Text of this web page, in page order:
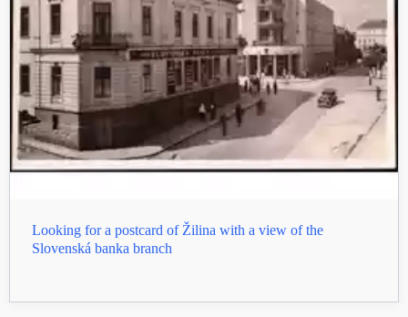
Looking for a postcard of Žilina with a view of the
Slovenská banka branch